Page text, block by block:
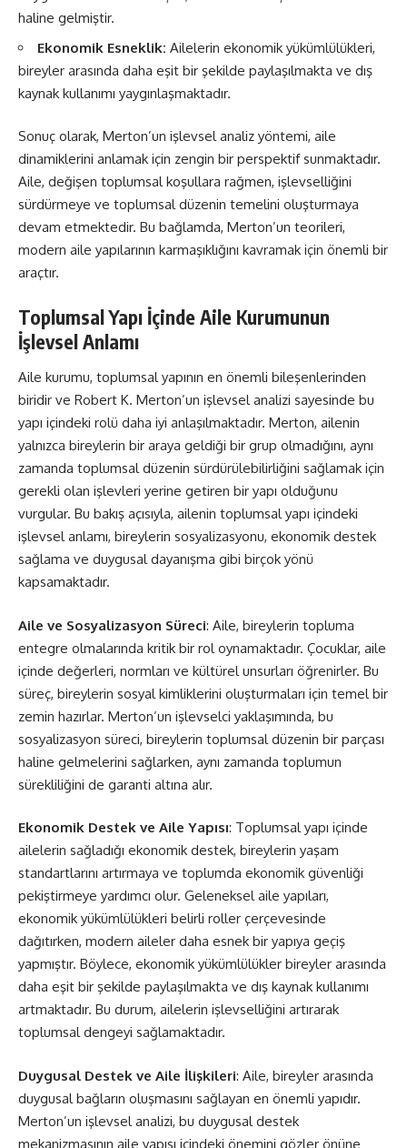
haline gelmiştir.
Ekonomik Esneklik: Ailelerin ekonomik yükümlülükleri,
bireyler arasında daha eşit bir şekilde paylaşılmakta ve dış
kaynak kullanımı yaygınlaşmaktadır.
Sonuç olarak, Merton’un işlevsel analiz yöntemi, aile
dinamiklerini anlamak için zengin bir perspektif sunmaktadır.
Aile, değişen toplumsal koşullara rağmen, işlevselliğini
sürdürmeye ve toplumsal düzenin temelini oluşturmaya
devam etmektedir. Bu bağlamda, Merton’un teorileri,
modern aile yapılarının karmaşıklığını kavramak için önemli bir
araçtır.
Toplumsal Yapı İçinde Aile Kurumunun
İşlevsel Anlamı
Aile kurumu, toplumsal yapının en önemli bileşenlerinden
biridir ve Robert K. Merton’un işlevsel analizi sayesinde bu
yapı içindeki rolü daha iyi anlaşılmaktadır. Merton, ailenin
yalnızca bireylerin bir araya geldiği bir grup olmadığını, aynı
zamanda toplumsal düzenin sürdürülebilirliğini sağlamak için
gerekli olan işlevleri yerine getiren bir yapı olduğunu
vurgular. Bu bakış açısıyla, ailenin toplumsal yapı içindeki
işlevsel anlamı, bireylerin sosyalizasyonu, ekonomik destek
sağlama ve duygusal dayanışma gibi birçok yönü
kapsamaktadır.
Aile ve Sosyalizasyon Süreci: Aile, bireylerin topluma
entegre olmalarında kritik bir rol oynamaktadır. Çocuklar, aile
içinde değerleri, normları ve kültürel unsurları öğrenirler. Bu
süreç, bireylerin sosyal kimliklerini oluşturmaları için temel bir
zemin hazırlar. Merton’un işlevselci yaklaşımında, bu
sosyalizasyon süreci, bireylerin toplumsal düzenin bir parçası
haline gelmelerini sağlarken, aynı zamanda toplumun
sürekliliğini de garanti altına alır.
Ekonomik Destek ve Aile Yapısı: Toplumsal yapı içinde
ailelerin sağladığı ekonomik destek, bireylerin yaşam
standartlarını artırmaya ve toplumda ekonomik güvenliği
pekiştirmeye yardımcı olur. Geleneksel aile yapıları,
ekonomik yükümlülükleri belirli roller çerçevesinde
dağıtırken, modern aileler daha esnek bir yapıya geçiş
yapmıştır. Böylece, ekonomik yükümlülükler bireyler arasında
daha eşit bir şekilde paylaşılmakta ve dış kaynak kullanımı
artmaktadır. Bu durum, ailelerin işlevselliğini artırarak
toplumsal dengeyi sağlamaktadır.
Duygusal Destek ve Aile İlişkileri: Aile, bireyler arasında
duygusal bağların oluşmasını sağlayan en önemli yapıdır.
Merton’un işlevsel analizi, bu duygusal destek
mekanizmasının aile yapısı içindeki önemini gözler önüne